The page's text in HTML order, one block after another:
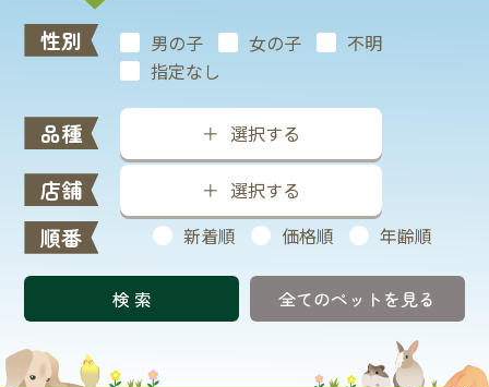
性別 男の子 女の子
不明
指定なし
品種 選択する
店舗 選択する
順番 新着順 価格順 年齢順
全てのペットを見る